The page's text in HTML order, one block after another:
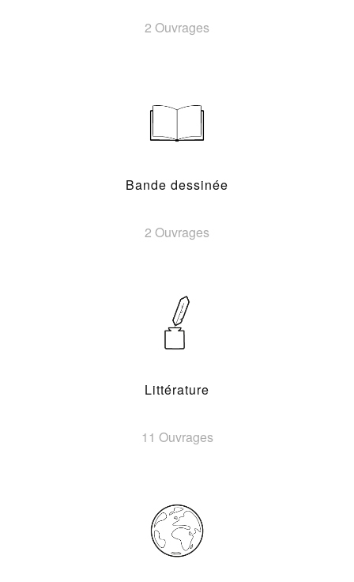
2 Ouvrages
Bande dessinée
2 Ouvrages
Littérature
11 Ouvrages